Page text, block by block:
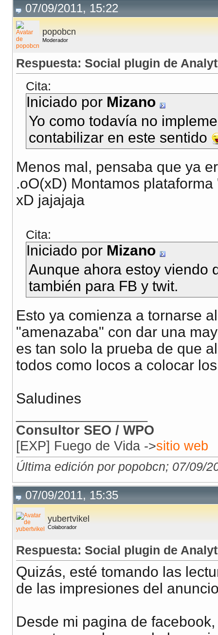
07/09/2011, 15:22
popobcn
Moderador
Respuesta: Social plugin de
Cita:
Iniciado por Mizano
Yo como todavía no
contabilizar en este sentido
Menos mal, pensaba que ya
.oO(xD) Montamos
xD jajajaja
Cita:
Iniciado por Mizano
Aunque ahora estoy viendo
también para FB y twit.
Esto ya comienza a tornarse
"amenazaba" con dar una
es tan solo la prueba de que
todos como locos a colocar
Saludines
Consultor SEO / WPO
[EXP] Fuego de Vida ->sitio web
Última edición por popobcn; 07/09/
07/09/2011, 15:35
yubertvikel
Colaborador
Respuesta: Social plugin de
Quizás, esté tomando las
de las impresiones del
Desde mi pagina de